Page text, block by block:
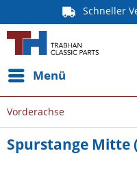
Schneller
Menü
Vorderachse
Spurstange Mitte